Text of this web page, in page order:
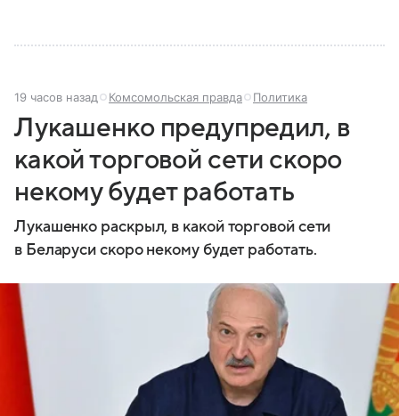
19 часов назад Комсомольская правда Политика
Лукашенко предупредил, в
какой торговой сети скоро
некому будет работать
Лукашенко раскрыл, в какой торговой сети
в Беларуси скоро некому будет работать.